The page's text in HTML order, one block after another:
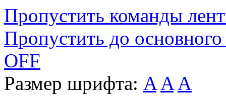
Пропустить команды
Пропустить до основного
OFF
Размер шрифта: A A A